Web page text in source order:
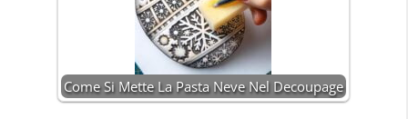
Come Si Mette La Pasta Neve Nel Decoupage